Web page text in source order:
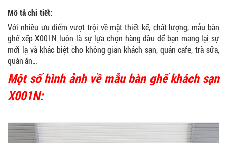
Mô tả chi tiết:
Với nhiều ưu điểm vượt trội về mặt thiết kế, chất lượng, mẫu bàn
ghế xếp X001N luôn là sự lựa chọn hàng đầu để bạn mang lại sự
mới lạ và khác biệt cho không gian khách sạn, quán cafe, trà sữa,
quán ăn…
Một số hình ảnh về mẫu bàn ghế khách sạn
X001N: